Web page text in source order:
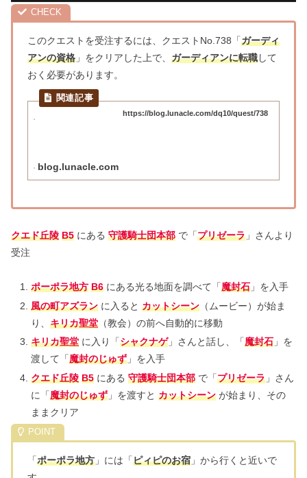
このクエストを受注するには、クエストNo.738「ガーディ
アンの資格 」をクリアした上で、 ガーディアンに転職して
おく必要があります。
https://blog.lunacle.com/dq10/quest/738
blog.lunacle.com
クエド丘陵 B5 にある 守護騎士団本部 で「プリゼーラ 」さんより
受注
ポーポラ地方 B6にある光る地面を調べて「魔封石」を入手
風の町アズランに入ると カットシーン（ムービー）が始ま
り、 キリカ聖堂（教会）の前へ自動的に移動
キリカ聖堂に入り「シャクナゲ」さんと話し、「魔封石」を
渡して「魔封のじゅず」を入手
クエド丘陵 B5にある 守護騎士団本部で「プリゼーラ」さん
に「魔封のじゅず」を渡すと カットシーンが始まり、その
ままクリア
「ポーポラ地方 」には「ピィピのお宿 」から行くと近いで